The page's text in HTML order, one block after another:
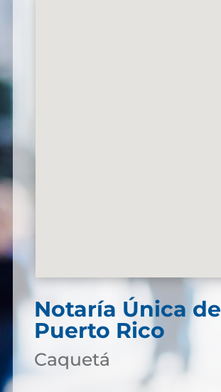
Notaría Única de
Puerto Rico
Caquetá